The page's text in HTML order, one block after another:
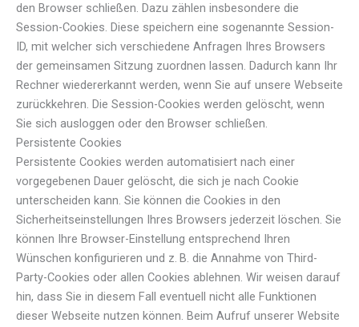
den Browser schließen. Dazu zählen insbesondere die
Session-Cookies. Diese speichern eine sogenannte Session-
ID, mit welcher sich verschiedene Anfragen Ihres Browsers
der gemeinsamen Sitzung zuordnen lassen. Dadurch kann Ihr
Rechner wiedererkannt werden, wenn Sie auf unsere Webseite
zurückkehren. Die Session-Cookies werden gelöscht, wenn
Sie sich ausloggen oder den Browser schließen.
Persistente Cookies
Persistente Cookies werden automatisiert nach einer
vorgegebenen Dauer gelöscht, die sich je nach Cookie
unterscheiden kann. Sie können die Cookies in den
Sicherheitseinstellungen Ihres Browsers jederzeit löschen. Sie
können Ihre Browser-Einstellung entsprechend Ihren
Wünschen konfigurieren und z. B. die Annahme von Third-
Party-Cookies oder allen Cookies ablehnen. Wir weisen darauf
hin, dass Sie in diesem Fall eventuell nicht alle Funktionen
dieser Webseite nutzen können. Beim Aufruf unserer Website